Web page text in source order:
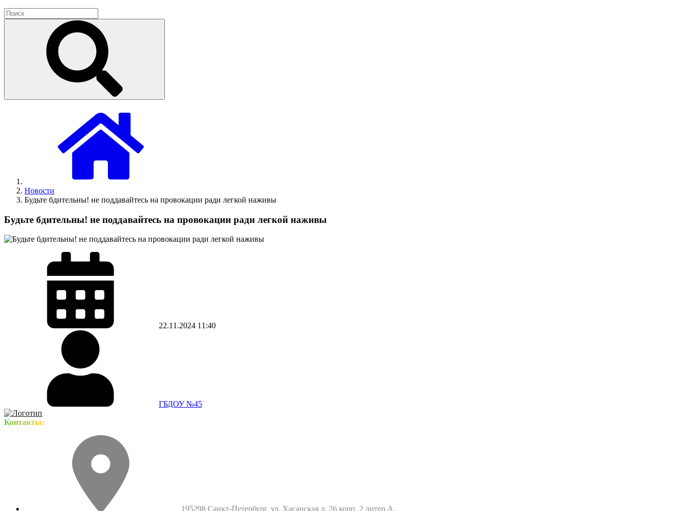
Новости
Будьте бдительны! не поддавайтесь на провокации ради легкой наживы
Будьте бдительны! не поддавайтесь на провокации ради легкой наживы
22.11.2024 11:40
ГБДОУ №45
Контакты:
195298 Санкт-Петербург, ул. Хасанская д. 26 корп. 2 литер А.